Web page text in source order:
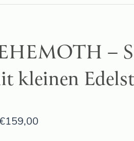
–
kleinen
159,00